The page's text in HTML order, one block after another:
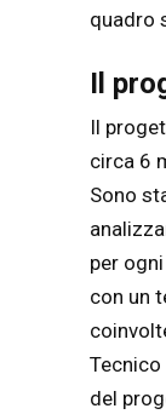
quadro
Il
Il
circa 6
Sono
per
con un
del